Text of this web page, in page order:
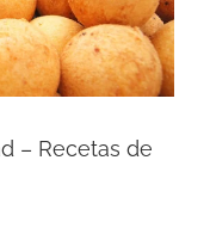
– Recetas de